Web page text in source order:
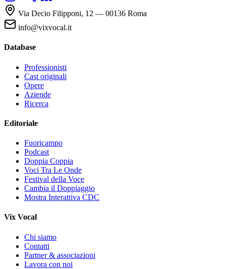
Via Decio Filipponi, 12 — 00136 Roma
info@vixvocal.it
Database
Professionisti
Cast originali
Opere
Aziende
Ricerca
Editoriale
Fuoricampo
Podcast
Doppia Coppia
Voci Tra Le Onde
Festival della Voce
Cambia il Doppiaggio
Mostra Interattiva CDC
Vix Vocal
Chi siamo
Contatti
Partner & associazioni
Lavora con noi